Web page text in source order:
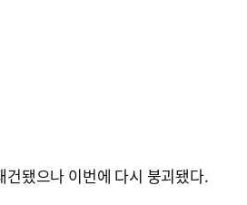
됐으나 이번에 다시 붕괴됐다.